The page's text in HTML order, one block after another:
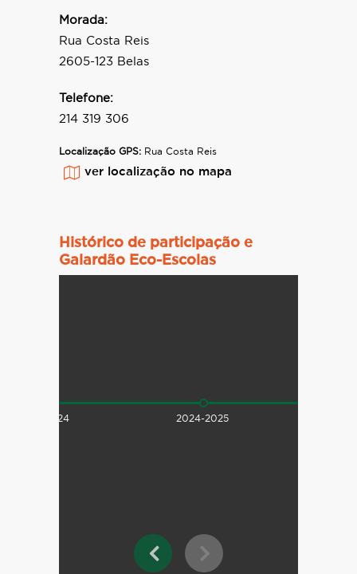
Morada:
Rua Costa Reis
2605-123 Belas
Telefone:
214 319 306
Localização GPS: Rua Costa Reis
ver localização no mapa
Histórico de participação e
Galardão Eco-Escolas
2023-2024 2024-2025